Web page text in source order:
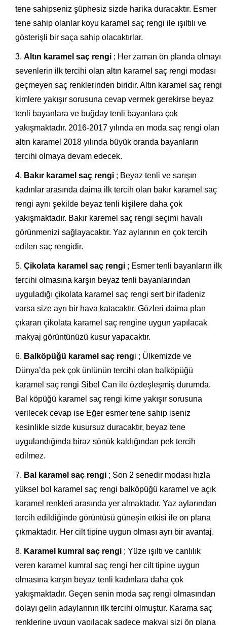
tene sahipseniz şüphesiz sizde harika duracaktır. Esmer
tene sahip olanlar koyu karamel saç rengi ile ışıltılı ve
gösterişli bir saça sahip olacaktırlar.
Altın karamel saç rengi ; Her zaman ön planda olmayı
sevenlerin ilk tercihi olan altın karamel saç rengi modası
geçmeyen saç renklerinden biridir. Altın karamel saç rengi
kimlere yakışır sorusuna cevap vermek gerekirse beyaz
tenli bayanlara ve buğday tenli bayanlara çok
yakışmaktadır. 2016-2017 yılında en moda saç rengi olan
altın karamel 2018 yılında büyük oranda bayanların
tercihi olmaya devam edecek.
Bakır karamel saç rengi ; Beyaz tenli ve sarışın
kadınlar arasında daima ilk tercih olan bakır karamel saç
rengi aynı şekilde beyaz tenli kişilere daha çok
yakışmaktadır. Bakır karemel saç rengi seçimi havalı
görünmenizi sağlayacaktır. Yaz aylarının en çok tercih
edilen saç rengidir.
Çikolata karamel saç rengi ; Esmer tenli bayanların ilk
tercihi olmasına karşın beyaz tenli bayanlarından
uyguladığı çikolata karamel saç rengi sert bir ifadeniz
varsa size ayrı bir hava katacaktır. Gözleri daima plan
çıkaran çikolata karamel saç rengine uygun yapılacak
makyaj görüntünüzü kusur yapacaktır.
Balköpüğü karamel saç rengi ; Ülkemizde ve
Dünya’da pek çok ünlünün tercihi olan balköpüğü
karamel saç rengi Sibel Can ile özdeşleşmiş durumda.
Bal köpüğü karamel saç rengi kime yakışır sorusuna
verilecek cevap ise Eğer esmer tene sahip iseniz
kesinlikle sizde kusursuz duracaktır, beyaz tene
uygulandığında biraz sönük kaldığından pek tercih
edilmez.
Bal karamel saç rengi ; Son 2 senedir modası hızla
yüksel bol karamel saç rengi balköpüğü karamel ve açık
karamel renkleri arasında yer almaktadır. Yaz aylarından
tercih edildiğinde görüntüsü güneşin etkisi ile on plana
çıkmaktadır. Her cilt tipine uygun olması ayrı bir avantaj.
Karamel kumral saç rengi ; Yüze ışıltı ve canlılık
veren karamel kumral saç rengi her cilt tipine uygun
olmasına karşın beyaz tenli kadınlara daha çok
yakışmaktadır. Geçen senin moda saç rengi olmasından
dolayı gelin adaylarının ilk tercihi olmuştur. Karama saç
renklerine uygun yapılacak sadece makyaj sizi ön plana